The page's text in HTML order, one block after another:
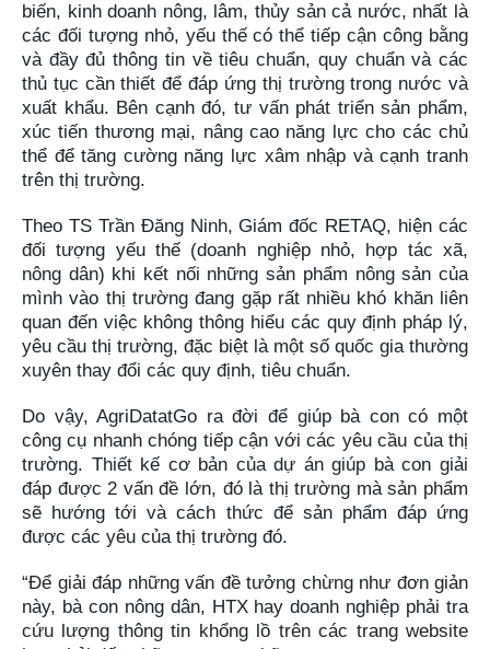
biến, kinh doanh nông, lâm, thủy sản cả nước, nhất là
các đối tượng nhỏ, yếu thế có thể tiếp cận công bằng
và đầy đủ thông tin về tiêu chuẩn, quy chuẩn và các
thủ tục cần thiết để đáp ứng thị trường trong nước và
xuất khẩu. Bên cạnh đó, tư vấn phát triển sản phẩm,
xúc tiến thương mại, nâng cao năng lực cho các chủ
thể để tăng cường năng lực xâm nhập và cạnh tranh
trên thị trường.
Theo TS Trần Đăng Ninh, Giám đốc RETAQ, hiện các
đối tượng yếu thế (doanh nghiệp nhỏ, hợp tác xã,
nông dân) khi kết nối những sản phẩm nông sản của
mình vào thị trường đang gặp rất nhiều khó khăn liên
quan đến việc không thông hiểu các quy định pháp lý,
yêu cầu thị trường, đặc biệt là một số quốc gia thường
xuyên thay đổi các quy định, tiêu chuẩn.
Do vậy, AgriDatatGo ra đời để giúp bà con có một
công cụ nhanh chóng tiếp cận với các yêu cầu của thị
trường. Thiết kế cơ bản của dự án giúp bà con giải
đáp được 2 vấn đề lớn, đó là thị trường mà sản phẩm
sẽ hướng tới và cách thức để sản phẩm đáp ứng
được các yêu của thị trường đó.
“Để giải đáp những vấn đề tưởng chừng như đơn giản
này, bà con nông dân, HTX hay doanh nghiệp phải tra
cứu lượng thông tin khổng lồ trên các trang website